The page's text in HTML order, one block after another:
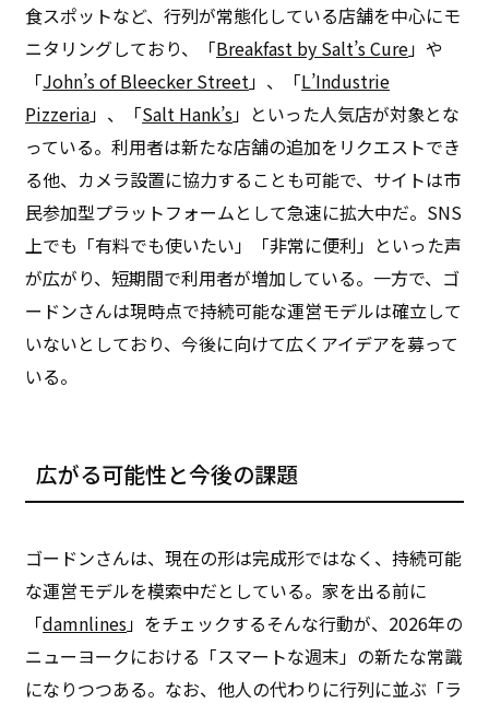
食スポットなど、行列が常態化している店舗を中心にモ
ニタリングしており、「Breakfast by Salt’s Cure」や
「John’s of Bleecker Street 」、「L’Industrie
Pizzeria」、「Salt Hank’s」といった人気店が対象とな
っている。利用者は新たな店舗の追加をリクエストでき
る他、カメラ設置に協力することも可能で、サイトは市
民参加型プラットフォームとして急速に拡大中だ。SNS
上でも「有料でも使いたい」「非常に便利」といった声
が広がり、短期間で利用者が増加している。一方で、ゴ
ードンさんは現時点で持続可能な運営モデルは確立して
いないとしており、今後に向けて広くアイデアを募って
いる。
広がる可能性と今後の課題
ゴードンさんは、現在の形は完成形ではなく、持続可能
な運営モデルを模索中だとしている。家を出る前に
「damnlines」をチェックする――そんな行動が、2026年の
ニューヨークにおける「スマートな週末」の新たな常識
になりつつある。なお、他人の代わりに行列に並ぶ「ラ